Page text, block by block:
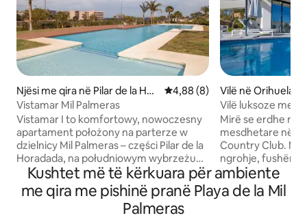
Njësi me qira në Pilar de la Hor
adada
Vlerësimi mesatar 4,88 nga
4,88 (8)
Vistamar Mil Palmeras
Vistamar I to komfortowy, nowoczesny
apartament położony na parterze w
dzielnicy Mil Palmeras – części Pilar de la
Horadada, na południowym wybrzeżu
Costa Blanca. Jasne wnętrza,
przestronne tarasy i bezpośrednie
wyjście na basen sprawiają, że to idealne
miejsce na relaks, rodzinny urlop lub
Vilë në Orihuela
Vilë luksoze me
Colinas Golf
Mirë se erdhe në
mesdhetare në
Country Club. Me
ngrohje, fushën
hapësira
çlodhur, për
hapur, kjo vilë
Kushtet më të kërkuara për ambiente
me qira me pishinë pranë Playa de la Mil
Palmeras